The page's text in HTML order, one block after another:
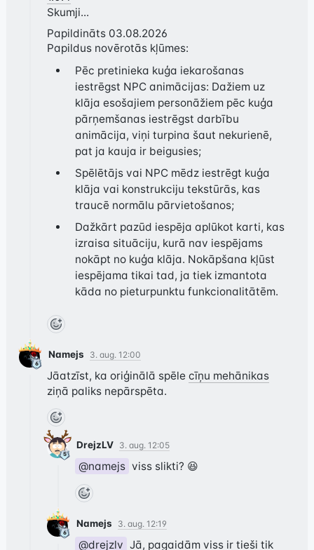
Skumji...
Papildināts 03.08.2026
Papildus novērotās kļūmes:
Pēc pretinieka kuģa iekarošanas
iestrēgst NPC animācijas: Dažiem uz
klāja esošajiem personāžiem pēc kuģa
pārņemšanas iestrēgst darbību
animācija, viņi turpina šaut nekurienē,
pat ja kauja ir beigusies;
Spēlētājs vai NPC mēdz iestrēgt kuģa
klāja vai konstrukciju tekstūrās, kas
traucē normālu pārvietošanos;
Dažkārt pazūd iespēja aplūkot karti, kas
izraisa situāciju, kurā nav iespējams
nokāpt no kuģa klāja. Nokāpšana kļūst
iespējama tikai tad, ja tiek izmantota
kāda no pieturpunktu funkcionalitātēm.
Namejs 3. aug. 12:00
Jāatzīst, ka oriģinālā spēle cīņu mehānikas
ziņā paliks nepārspēta.
DrejzLV 3. aug. 12:05
@namejs viss slikti? 😆
Namejs 3. aug. 12:19
@drejzlv Jā, pagaidām viss ir tieši tik